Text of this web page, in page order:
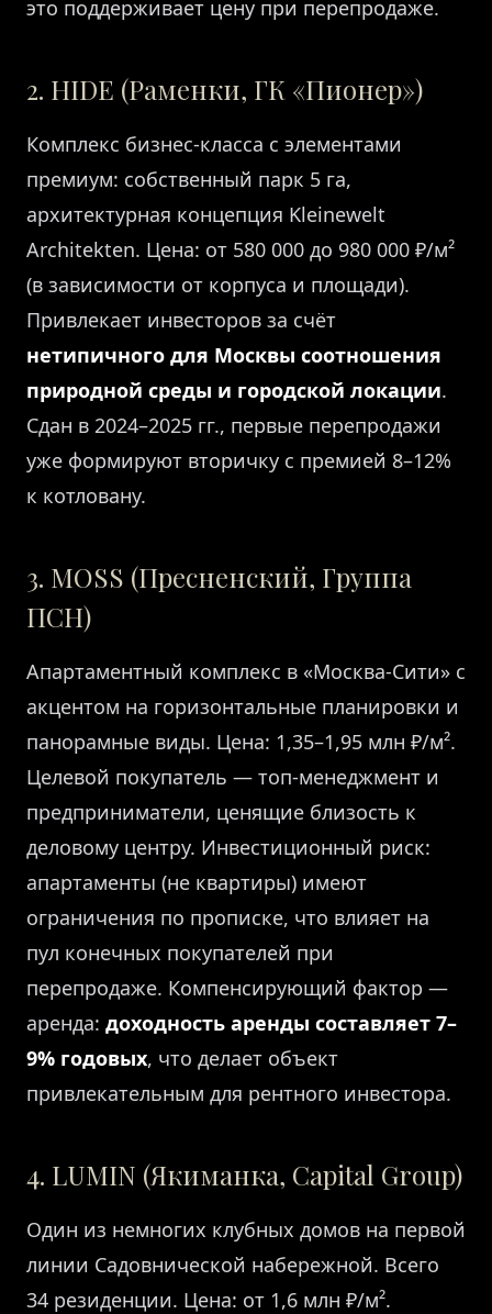
это поддерживает цену при перепродаже.
2. HIDE (Раменки, ГК «Пионер»)
Комплекс бизнес-класса с элементами
премиум: собственный парк 5 га,
архитектурная концепция Kleinewelt
Architekten. Цена: от 580 000 до 980 000 ₽/м²
(в зависимости от корпуса и площади).
Привлекает инвесторов за счёт
нетипичного для Москвы соотношения
природной среды и городской локации.
Сдан в 2024–2025 гг., первые перепродажи
уже формируют вторичку с премией 8–12%
к котловану.
3. MOSS (Пресненский, Группа
ПСН)
Апартаментный комплекс в «Москва-Сити» с
акцентом на горизонтальные планировки и
панорамные виды. Цена: 1,35–1,95 млн ₽/м².
Целевой покупатель — топ-менеджмент и
предприниматели, ценящие близость к
деловому центру. Инвестиционный риск:
апартаменты (не квартиры) имеют
ограничения по прописке, что влияет на
пул конечных покупателей при
перепродаже. Компенсирующий фактор —
аренда: доходность аренды составляет 7–
9% годовых, что делает объект
привлекательным для рентного инвестора.
4. LUMIN (Якиманка, Capital Group)
Один из немногих клубных домов на первой
линии Садовнической набережной. Всего
34 резиденции. Цена: от 1,6 млн ₽/м².